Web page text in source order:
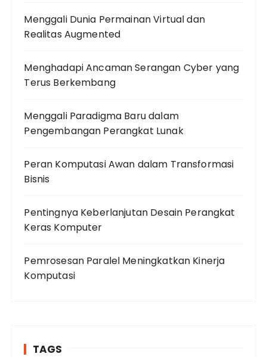
Menggali Dunia Permainan Virtual dan
Realitas Augmented
Menghadapi Ancaman Serangan Cyber yang
Terus Berkembang
Menggali Paradigma Baru dalam
Pengembangan Perangkat Lunak
Peran Komputasi Awan dalam Transformasi
Bisnis
Pentingnya Keberlanjutan Desain Perangkat
Keras Komputer
Pemrosesan Paralel Meningkatkan Kinerja
Komputasi
TAGS